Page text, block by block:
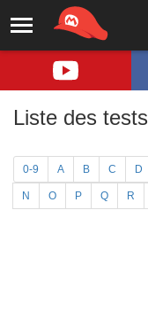
Liste des tests
0-9 A B C D
N O P Q R